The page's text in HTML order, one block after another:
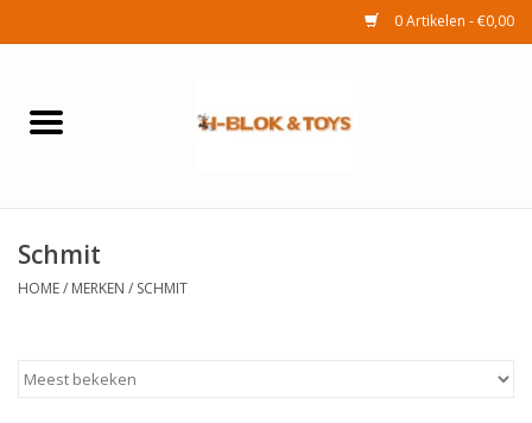
0 Artikelen - €0,00
Home
Huishouden
Tuinafdeling
Schmit
HOME/ MERKEN / SCHMIT